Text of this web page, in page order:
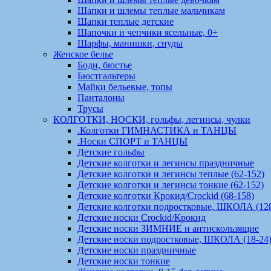
Шапки и шлемы теплые мальчикам
Шапки теплые детские
Шапочки и чепчики ясельные, 0+
Шарфы, манишки, снуды
Женское белье
Боди, бюстье
Бюстгальтеры
Майки бельевые, топы
Панталоны
Трусы
КОЛГОТКИ, НОСКИ, гольфы, легинсы, чулки
.Колготки ГИМНАСТИКА и ТАНЦЫ
.Носки СПОРТ и ТАНЦЫ
Детские гольфы
Детские колготки и легинсы праздничные
Детские колготки и легинсы теплые (62-152)
Детские колготки и легинсы тонкие (62-152)
Детские колготки Крокид/Crockid (68-158)
Детские колготки подростковые, ШКОЛА
Детские носки Crockid/Крокид
Детские носки ЗИМНИЕ и антискользящие
Детские носки подростковые, ШКОЛА (18-24)
Детские носки праздничные
Детские носки тонкие